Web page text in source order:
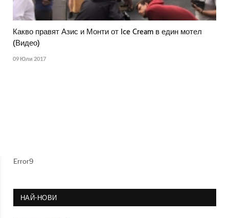
Какво правят Азис и Монти от Ice Cream в един мотел
(Видео)
09 Юли 2017
Error9
НАЙ-НОВИ